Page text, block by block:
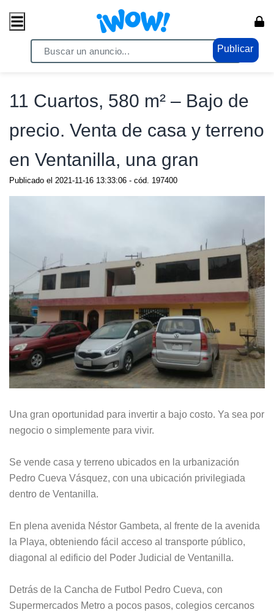
Publicar
/ Propiedades / Casas
11 Cuartos, 580 m² – Bajo de
precio. Venta de casa y terreno
en Ventanilla, una gran
Publicado el 2021-11-16 13:33:06 - cód. 197400
Una gran oportunidad para invertir a bajo costo. Ya sea por
negocio o simplemente para vivir.
Se vende casa y terreno ubicados en la urbanización
Pedro Cueva Vásquez, con una ubicación privilegiada
dentro de Ventanilla.
En plena avenida Néstor Gambeta, al frente de la avenida
la Playa, obteniendo fácil acceso al transporte público,
diagonal al edificio del Poder Judicial de Ventanilla.
Detrás de la Cancha de Futbol Pedro Cueva, con
Supermercados Metro a pocos pasos, colegios cercanos